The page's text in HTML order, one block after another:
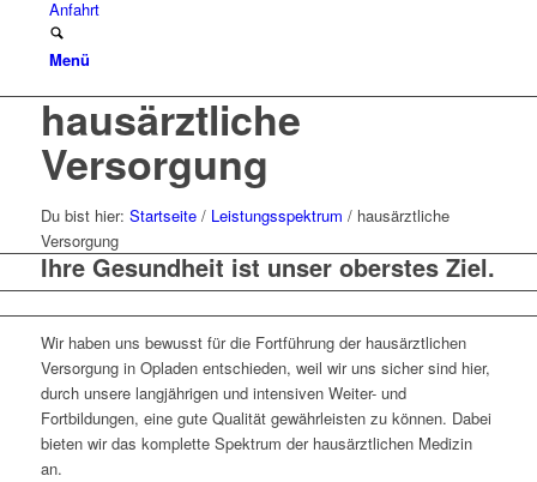
Anfahrt
Menü
hausärztliche
Versorgung
Du bist hier: Startseite / Leistungsspektrum / hausärztliche
Versorgung
Ihre Gesundheit ist unser oberstes Ziel.
Wir haben uns bewusst für die Fortführung der hausärztlichen
Versorgung in Opladen entschieden, weil wir uns sicher sind hier,
durch unsere langjährigen und intensiven Weiter- und
Fortbildungen, eine gute Qualität gewährleisten zu können. Dabei
bieten wir das komplette Spektrum der hausärztlichen Medizin
an.